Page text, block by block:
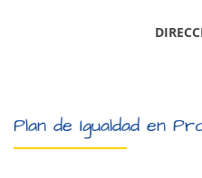
Plan de Igualdad en